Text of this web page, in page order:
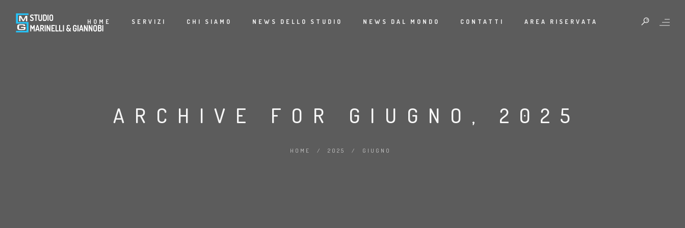
HOME SERVIZI CHI SIAMO NEWS DELLO STUDIO NEWS DAL MONDO CONTATTI AREA RISERVATA
ARCHIVE FOR GIUGNO, 2025
HOME / 2025 / GIUGNO